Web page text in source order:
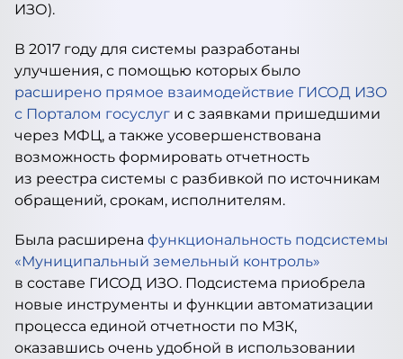
ИЗО).
В 2017 году для системы разработаны
улучшения, с помощью которых было
расширено прямое взаимодействие ГИСОД ИЗО
с Порталом госуслуг и с заявками пришедшими
через МФЦ, а также усовершенствована
возможность формировать отчетность
из реестра системы с разбивкой по источникам
обращений, срокам, исполнителям.
Была расширена функциональность подсистемы
«Муниципальный земельный контроль»
в составе ГИСОД ИЗО. Подсистема приобрела
новые инструменты и функции автоматизации
процесса единой отчетности по МЗК,
оказавшись очень удобной в использовании